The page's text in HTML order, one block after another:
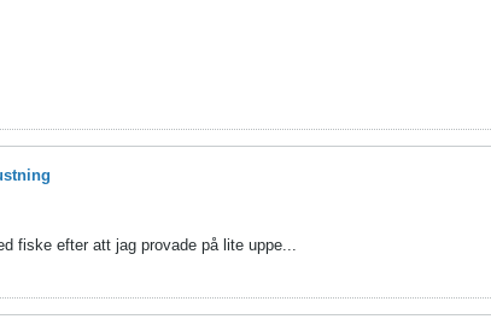
fiske efter att jag provade på lite uppe...